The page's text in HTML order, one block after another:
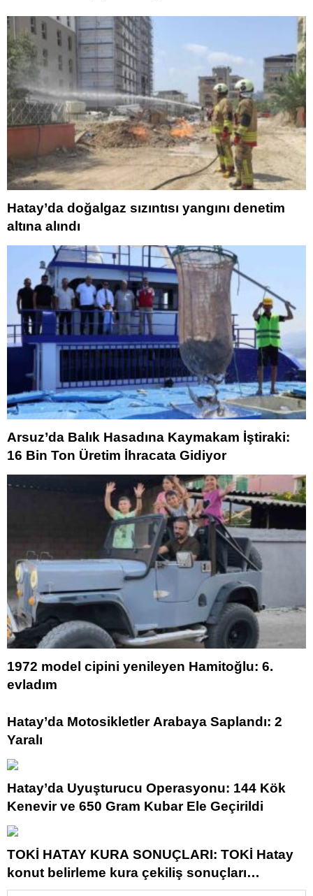
Hatay’da doğalgaz sızıntısı yangını denetim
altına alındı
Arsuz’da Balık Hasadına Kaymakam İştiraki:
16 Bin Ton Üretim İhracata Gidiyor
1972 model cipini yenileyen Hamitoğlu: 6.
evladım
Hatay’da Motosikletler Arabaya Saplandı: 2
Yaralı
Hatay’da Uyuşturucu Operasyonu: 144 Kök
Kenevir ve 650 Gram Kubar Ele Geçirildi
TOKİ HATAY KURA SONUÇLARI: TOKİ Hatay
konut belirleme kura çekiliş sonuçları
açıklandı mı? TOKİ Hatay kura sonuçları isim